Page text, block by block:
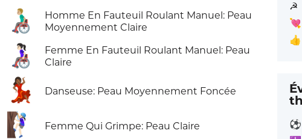
👨🏼‍🦽
Homme En Fauteuil Roulant Manuel: Peau
Moyennement Claire
👩🏻‍🦽
Femme En Fauteuil Roulant Manuel: Peau
Claire
💃🏾 Danseuse: Peau Moyennement Foncée
🧗🏻‍♀️ Femme Qui Grimpe: Peau Claire
☭
💘
👍
⚽